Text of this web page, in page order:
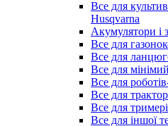
Все для
Husqvarna
Акумулятори і
Все для
Все для
Все для
Все для
Все для
Все для
Все для іншої